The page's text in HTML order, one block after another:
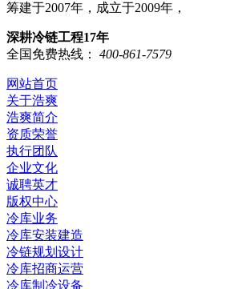
筹建于2007年，成立于2009年，
深耕冷链工程17年
全国免费热线：
400-861-7579
网站首页
关于浩爽
浩爽简介
资质荣誉
执行团队
企业文化
诚聘英才
版权中心
冷库业务
冷库安装建造
冷链规划设计
冷库招商运营
冷库制冷设备